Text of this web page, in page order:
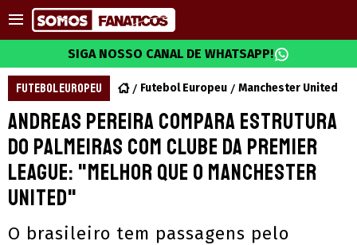
SIGA NOSSO CANAL DE WHATSAPP!
FUTEBOL EUROPEU Futebol Europeu Manchester United
Andreas Pereira compara estrutura
do Palmeiras com clube da Premier
League: "Melhor que o Manchester
United"
O brasileiro tem passagens pelo